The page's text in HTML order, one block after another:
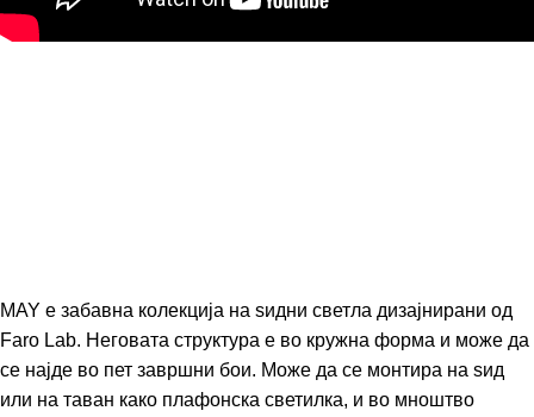
MAY е забавна колекција на ѕидни светла дизајнирани од
Faro Lab. Неговата структура е во кружна форма и може да
се најде во пет завршни бои. Може да се монтира на ѕид
или на таван како плафонска светилка, и во мноштво